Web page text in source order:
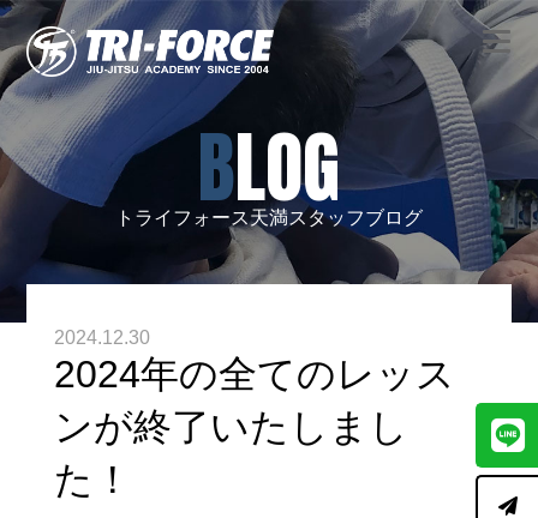
BLOG
トライフォース天満スタッフブログ
2024.12.30
2024年の全てのレッス
ンが終了いたしまし
た！